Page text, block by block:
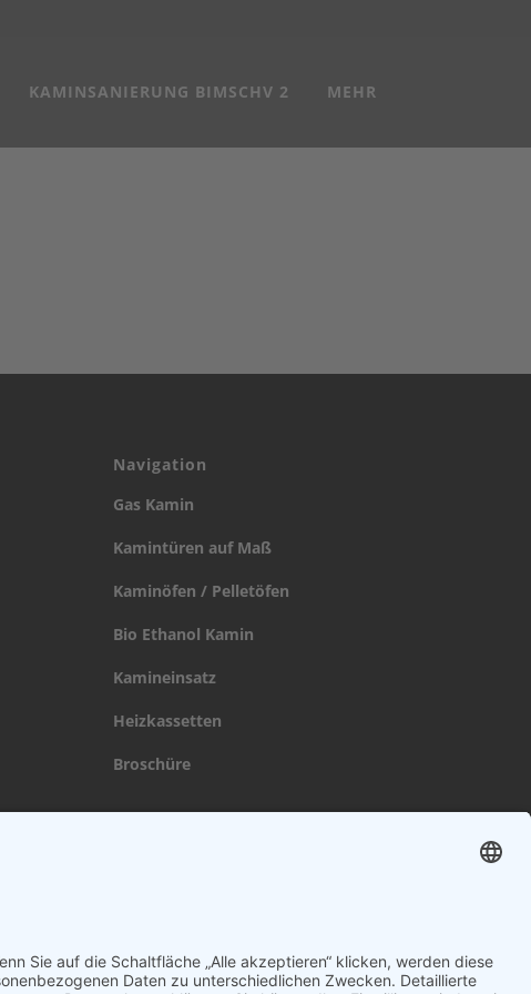
KAMINSANIERUNG BIMSCHV 2 MEHR
Navigation
Gas Kamin
Kamintüren auf Maß
Kaminöfen / Pelletöfen
Bio Ethanol Kamin
Kamineinsatz
Heizkassetten
Broschüre